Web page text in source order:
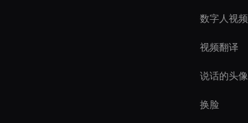
数字人视频
视频翻译
说话的头像
换脸